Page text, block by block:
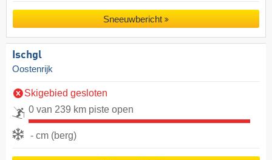
Sneeuwbericht
Ischgl
Oostenrijk
Skigebied gesloten
0 van 239 km piste open
- cm (berg)